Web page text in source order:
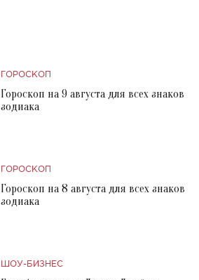
ГОРОСКОП
Гороскоп на 9 августа для всех знаков
зодиака
ГОРОСКОП
Гороскоп на 8 августа для всех знаков
зодиака
ШОУ-БИЗНЕС